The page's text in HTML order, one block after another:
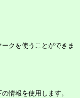
クを使うことができま
情報を使用します。